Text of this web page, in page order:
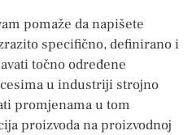
pomaže da napišete
specifično, definirano i
točno određene
u industriji strojno
promjenama u tom
proizvoda na proizvodnoj